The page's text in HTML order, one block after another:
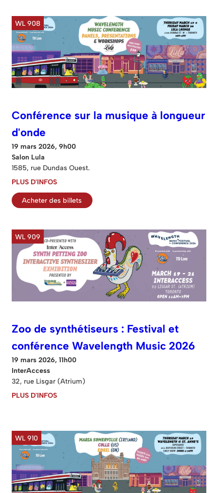
WL 908
Conférence sur la musique à longueur
d'onde
19 mars 2026, 9h00
Salon Lula
1585, rue Dundas Ouest.
PLUS D'INFOS
Acheter des billets
WL 909
Zoo de synthétiseurs : Festival et
conférence Wavelength Music 2026
19 mars 2026, 11h00
InterAccess
32, rue Lisgar (Atrium)
PLUS D'INFOS
WL 910